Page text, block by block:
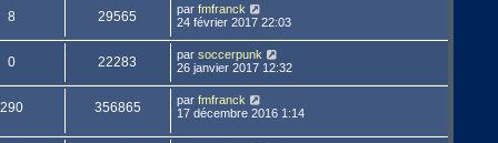
8 29565 par fmfranck
24 février 2017 22:03
0 22283 par soccerpunk
26 janvier 2017 12:32
290 356865 par fmfranck
17 décembre 2016 1:14